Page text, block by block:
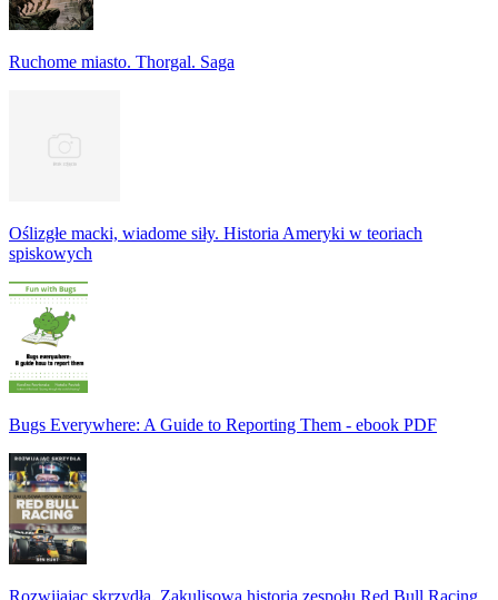
Ruchome miasto. Thorgal. Saga
Oślizgłe macki, wiadome siły. Historia Ameryki w teoriach
spiskowych
Bugs Everywhere: A Guide to Reporting Them - ebook PDF
Rozwijając skrzydła. Zakulisowa historia zespołu Red Bull Racing